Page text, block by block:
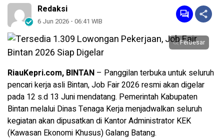
Redaksi
6 Jun 2026 - 06:41 WIB
Perbesar
RiauKepri.com, BINTAN – Panggilan terbuka untuk seluruh
pencari kerja asli Bintan, Job Fair 2026 resmi akan digelar
pada 12 s.d 13 Juni mendatang. Pemerintah Kabupaten
Bintan melalui Dinas Tenaga Kerja menjadwalkan seluruh
kegiatan akan dipusatkan di Kantor Administrator KEK
(Kawasan Ekonomi Khusus) Galang Batang.